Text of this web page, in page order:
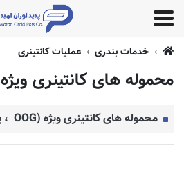
خدمات بندری عملیات کانتینری
محموله های کانتینری ویژه
محموله های کانتینری ویژه (OOG ، یخچالی و مخزنی)